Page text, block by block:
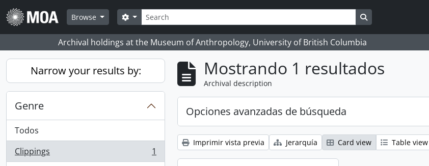
Skip to main content
Browse
Búsqueda
Search options Search in browse
Archival holdings at the Museum of Anthropology, University of British Columbia
Narrow your results by:
Genre
Todos
Clippings
, 1 resultados
1
Mostrando 1 resultados
Archival description
Opciones avanzadas de búsqueda
Imprimir vista previa Jerarquía Card view Table view